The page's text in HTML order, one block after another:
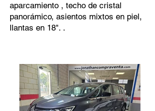
aparcamiento , techo de cristal
panorámico, asientos mixtos en piel,
llantas en 18". .